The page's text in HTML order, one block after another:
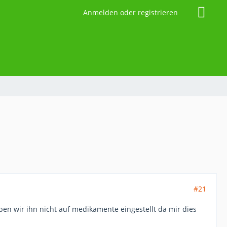
Anmelden oder registrieren
#21
wir ihn nicht auf medikamente eingestellt da mir dies